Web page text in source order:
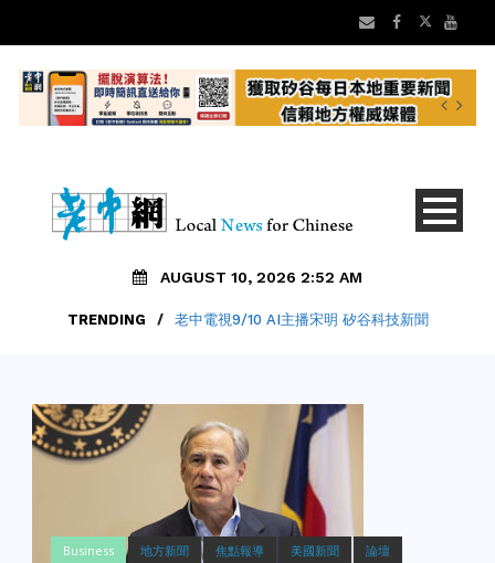
AUGUST 10, 2026 2:52 AM
TRENDING / 老中電視9/10 AI主播宋明 矽谷科技新聞
Business 地方新聞 焦點報導 美國新聞 論壇